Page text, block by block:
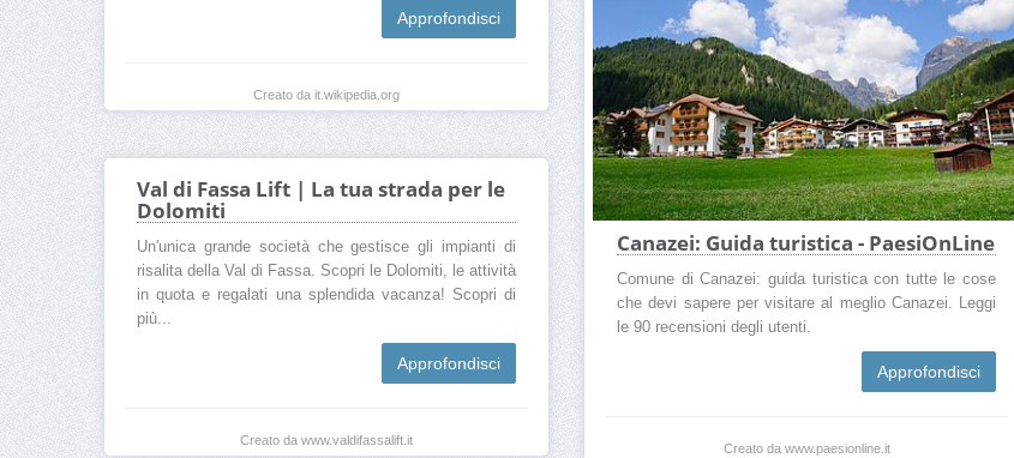
Approfondisci
Creato da it.wikipedia.org
Canazei: Guida turistica - PaesiOnLine
Comune di Canazei: guida turistica con tutte le cose
che devi sapere per visitare al meglio Canazei. Leggi
le 90 recensioni degli utenti.
Approfondisci
Creato da www.paesionline.it
Val di Fassa Lift | La tua strada per le
Dolomiti
Un'unica grande società che gestisce gli impianti di
risalita della Val di Fassa. Scopri le Dolomiti, le attività
in quota e regalati una splendida vacanza! Scopri di
più...
Approfondisci
Creato da www.valdifassalift.it